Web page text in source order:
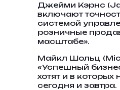
Джейми Кэрнс
включают
системой
розничные
масштабе».
Майкл Шольц
«Успешный
хотят и в
сегодня и завтра.